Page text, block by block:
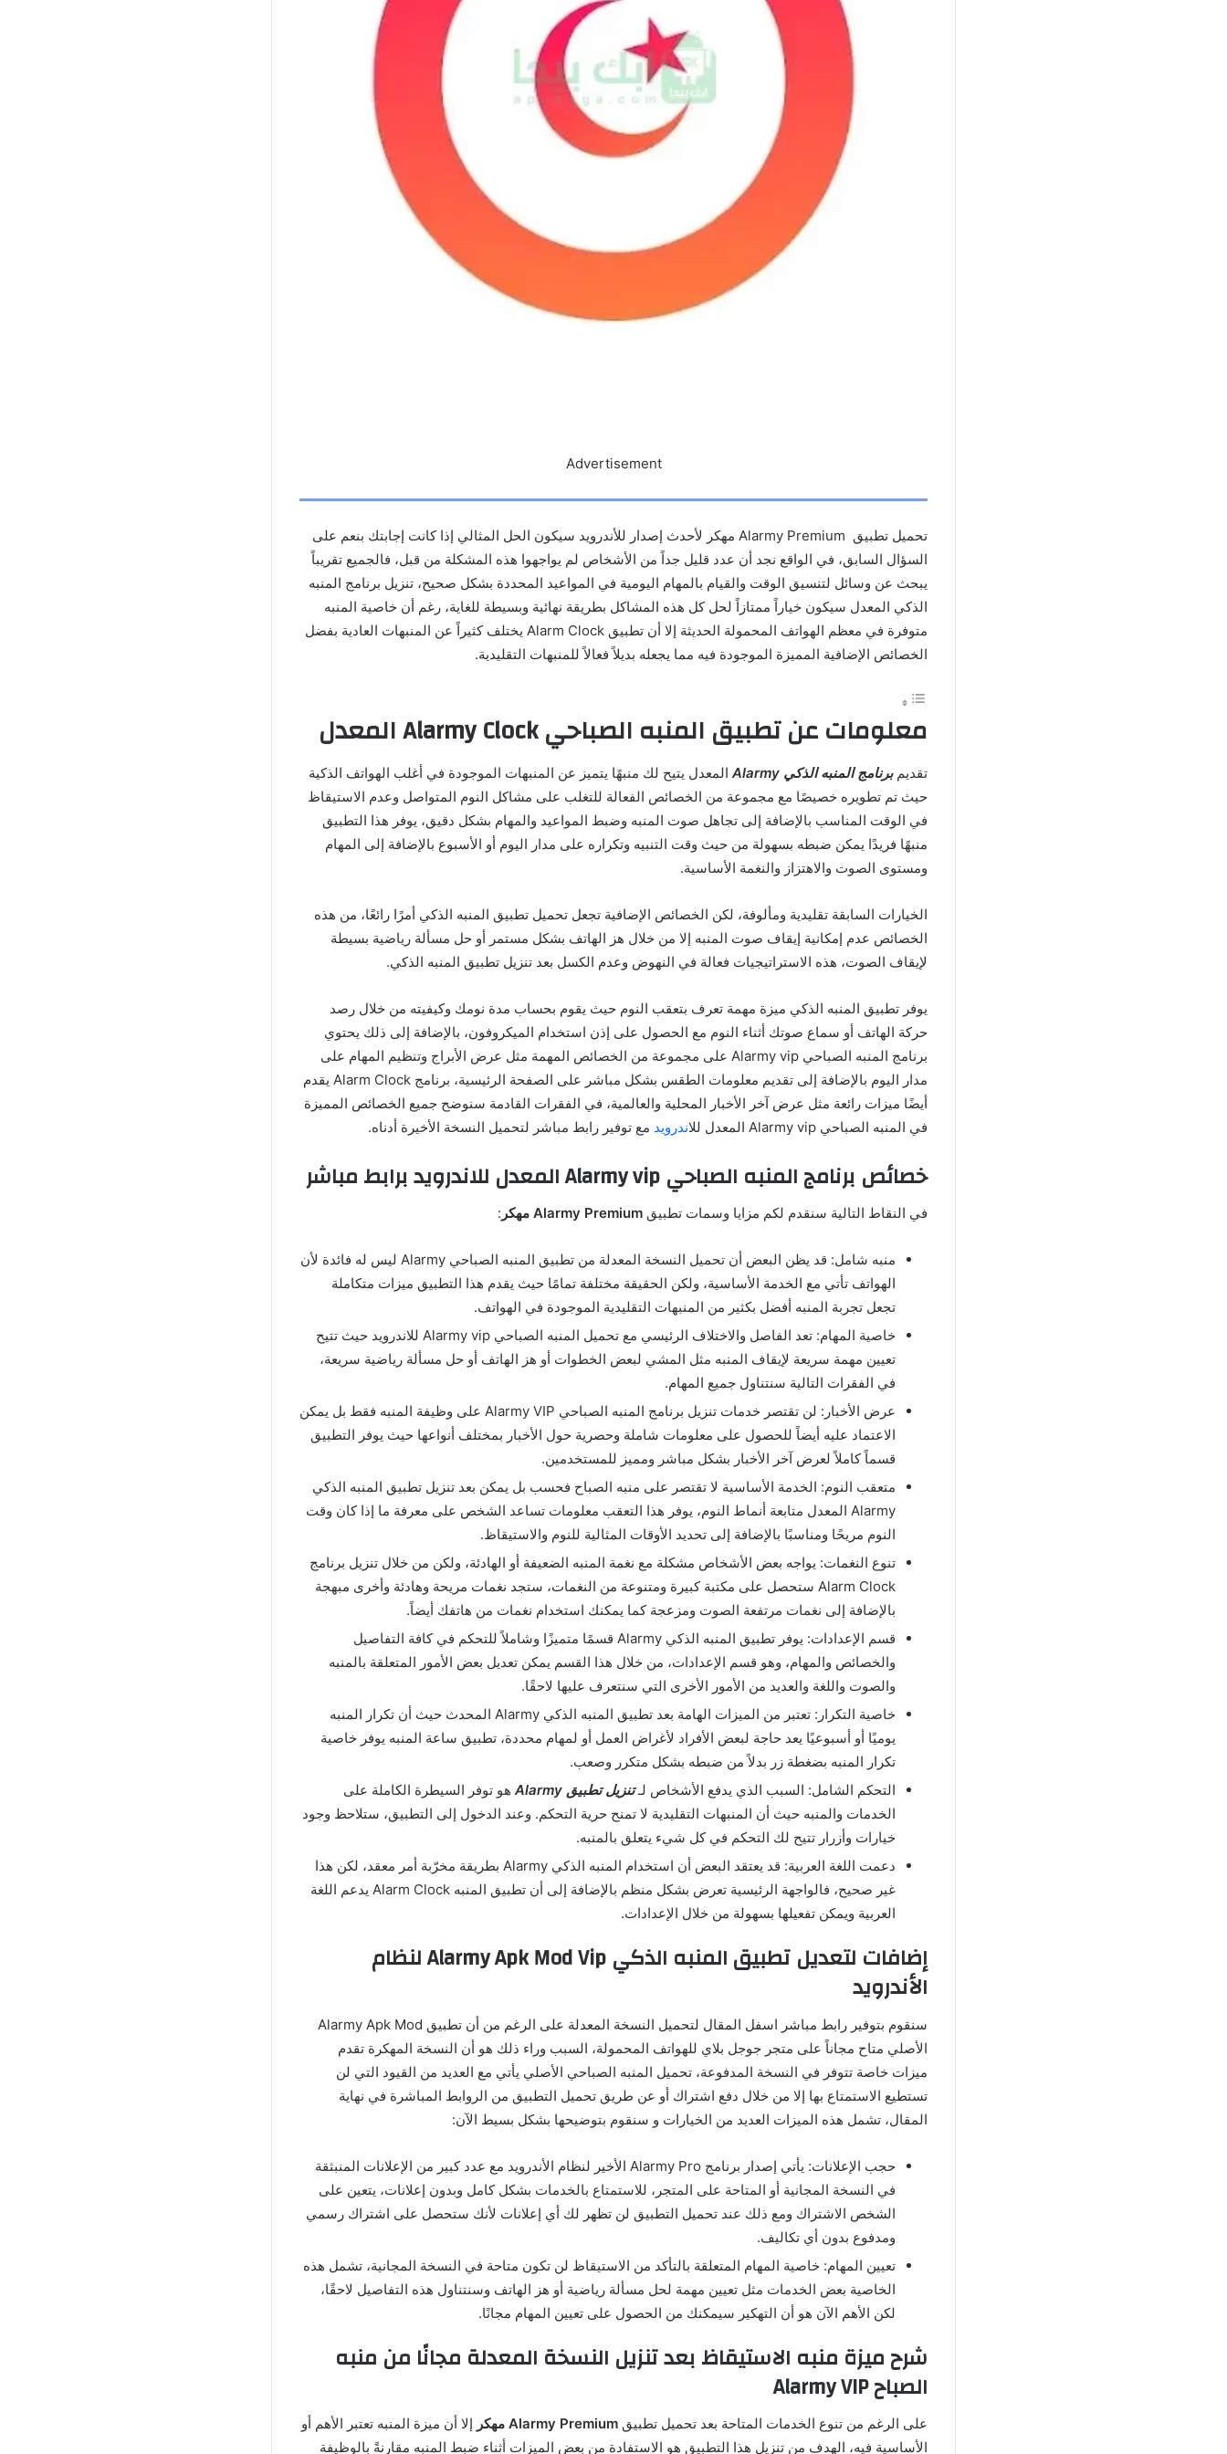
Advertisement
تحميل تطبيق Alarmy Premium مهكر لأحدث إصدار للأندرويد سيكون الحل المثالي إذا كانت إجابتك بنعم على
السؤال السابق، في الواقع نجد أن عدد قليل جداً من الأشخاص لم يواجهوا هذه المشكلة من قبل، فالجميع تقريباً
يبحث عن وسائل لتنسيق الوقت والقيام بالمهام اليومية في المواعيد المحددة بشكل صحيح، تنزيل برنامج المنبه
الذكي المعدل سيكون خياراً ممتازاً لحل كل هذه المشاكل بطريقة نهائية وبسيطة للغاية، رغم أن خاصية المنبه
متوفرة في معظم الهواتف المحمولة الحديثة إلا أن تطبيق Alarm Clock يختلف كثيراً عن المنبهات العادية بفضل
الخصائص الإضافية المميزة الموجودة فيه مما يجعله بديلاً فعالاً للمنبهات التقليدية.
معلومات عن تطبيق المنبه الصباحي Alarmy Clock المعدل
تقديمبرنامج المنبه الذكي Alarmy
المعدل يتيح لك منبهًا يتميز عن المنبهات الموجودة في أغلب الهواتف الذكية
حيث تم تطويره خصيصًا مع مجموعة من الخصائص الفعالة للتغلب على مشاكل النوم المتواصل وعدم الاستيقاظ
في الوقت المناسب بالإضافة إلى تجاهل صوت المنبه وضبط المواعيد والمهام بشكل دقيق، يوفر هذا التطبيق
منبهًا فريدًا يمكن ضبطه بسهولة من حيث وقت التنبيه وتكراره على مدار اليوم أو الأسبوع بالإضافة إلى المهام
ومستوى الصوت والاهتزاز والنغمة الأساسية.
الخيارات السابقة تقليدية ومألوفة، لكن الخصائص الإضافية تجعل تحميل تطبيق المنبه الذكي أمرًا رائعًا، من هذه
الخصائص عدم إمكانية إيقاف صوت المنبه إلا من خلال هز الهاتف بشكل مستمر أو حل مسألة رياضية بسيطة
لإيقاف الصوت، هذه الاستراتيجيات فعالة في النهوض وعدم الكسل بعد تنزيل تطبيق المنبه الذكي.
يوفر تطبيق المنبه الذكي ميزة مهمة تعرف بتعقب النوم حيث يقوم بحساب مدة نومك وكيفيته من خلال رصد
حركة الهاتف أو سماع صوتك أثناء النوم مع الحصول على إذن استخدام الميكروفون، بالإضافة إلى ذلك يحتوي
برنامج المنبه الصباحي Alarmy vip على مجموعة من الخصائص المهمة مثل عرض الأبراج وتنظيم المهام على
مدار اليوم بالإضافة إلى تقديم معلومات الطقس بشكل مباشر على الصفحة الرئيسية، برنامج Alarm Clock يقدم
أيضًا ميزات رائعة مثل عرض آخر الأخبار المحلية والعالمية، في الفقرات القادمة سنوضح جميع الخصائص المميزة
في المنبه الصباحي Alarmy vip المعدل لل
اندرويد مع توفير رابط مباشر لتحميل النسخة الأخيرة أدناه.
خصائص برنامج المنبه الصباحي Alarmy vip المعدل للاندرويد برابط مباشر
في النقاط التالية سنقدم لكم مزايا وسمات تطبيق Alarmy Premium مهكر :
منبه شامل: قد يظن البعض أن تحميل النسخة المعدلة من تطبيق المنبه الصباحي Alarmy ليس له فائدة لأن
الهواتف تأتي مع الخدمة الأساسية، ولكن الحقيقة مختلفة تمامًا حيث يقدم هذا التطبيق ميزات متكاملة
تجعل تجربة المنبه أفضل بكثير من المنبهات التقليدية الموجودة في الهواتف.
خاصية المهام: تعد الفاصل والاختلاف الرئيسي مع تحميل المنبه الصباحي Alarmy vip للاندرويد حيث تتيح
تعيين مهمة سريعة لإيقاف المنبه مثل المشي لبعض الخطوات أو هز الهاتف أو حل مسألة رياضية سريعة،
في الفقرات التالية سنتناول جميع المهام.
عرض الأخبار: لن تقتصر خدمات تنزيل برنامج المنبه الصباحي Alarmy VIP على وظيفة المنبه فقط بل يمكن
الاعتماد عليه أيضاً للحصول على معلومات شاملة وحصرية حول الأخبار بمختلف أنواعها حيث يوفر التطبيق
قسماً كاملاً لعرض آخر الأخبار بشكل مباشر ومميز للمستخدمين.
متعقب النوم: الخدمة الأساسية لا تقتصر على منبه الصباح فحسب بل يمكن بعد تنزيل تطبيق المنبه الذكي
Alarmy المعدل متابعة أنماط النوم، يوفر هذا التعقب معلومات تساعد الشخص على معرفة ما إذا كان وقت
النوم مريحًا ومناسبًا بالإضافة إلى تحديد الأوقات المثالية للنوم والاستيقاظ.
تنوع النغمات: يواجه بعض الأشخاص مشكلة مع نغمة المنبه الضعيفة أو الهادئة، ولكن من خلال تنزيل برنامج
Alarm Clock ستحصل على مكتبة كبيرة ومتنوعة من النغمات، ستجد نغمات مريحة وهادئة وأخرى مبهجة
بالإضافة إلى نغمات مرتفعة الصوت ومزعجة كما يمكنك استخدام نغمات من هاتفك أيضاً.
قسم الإعدادات: يوفر تطبيق المنبه الذكي Alarmy قسمًا متميزًا وشاملاً للتحكم في كافة التفاصيل
والخصائص والمهام، وهو قسم الإعدادات، من خلال هذا القسم يمكن تعديل بعض الأمور المتعلقة بالمنبه
والصوت واللغة والعديد من الأمور الأخرى التي سنتعرف عليها لاحقًا.
خاصية التكرار: تعتبر من الميزات الهامة بعد تطبيق المنبه الذكي Alarmy المحدث حيث أن تكرار المنبه
يوميًا أو أسبوعيًا يعد حاجة لبعض الأفراد لأغراض العمل أو لمهام محددة، تطبيق ساعة المنبه يوفر خاصية
تكرار المنبه بضغطة زر بدلاً من ضبطه بشكل متكرر وصعب.
التحكم الشامل: السبب الذي يدفع الأشخاص لـتنزيل تطبيق Alarmy
هو توفر السيطرة الكاملة على
الخدمات والمنبه حيث أن المنبهات التقليدية لا تمنح حرية التحكم. وعند الدخول إلى التطبيق، ستلاحظ وجود
خيارات وأزرار تتيح لك التحكم في كل شيء يتعلق بالمنبه.
دعمت اللغة العربية: قد يعتقد البعض أن استخدام المنبه الذكي Alarmy بطريقة مخرّبة أمر معقد، لكن هذا
غير صحيح، فالواجهة الرئيسية تعرض بشكل منظم بالإضافة إلى أن تطبيق المنبه Alarm Clock يدعم اللغة
العربية ويمكن تفعيلها بسهولة من خلال الإعدادات.
إضافات لتعديل تطبيق المنبه الذكي Alarmy Apk Mod Vip لنظام
الأندرويد
سنقوم بتوفير رابط مباشر اسفل المقال لتحميل النسخة المعدلة على الرغم من أن تطبيق Alarmy Apk Mod
الأصلي متاح مجاناً على متجر جوجل بلاي للهواتف المحمولة، السبب وراء ذلك هو أن النسخة المهكرة تقدم
ميزات خاصة تتوفر في النسخة المدفوعة، تحميل المنبه الصباحي الأصلي يأتي مع العديد من القيود التي لن
تستطيع الاستمتاع بها إلا من خلال دفع اشتراك أو عن طريق تحميل التطبيق من الروابط المباشرة في نهاية
المقال، تشمل هذه الميزات العديد من الخيارات و سنقوم بتوضيحها بشكل بسيط الآن:
حجب الإعلانات: يأتي إصدار برنامج Alarmy Pro الأخير لنظام الأندرويد مع عدد كبير من الإعلانات المنبثقة
في النسخة المجانية أو المتاحة على المتجر، للاستمتاع بالخدمات بشكل كامل وبدون إعلانات، يتعين على
الشخص الاشتراك ومع ذلك عند تحميل التطبيق لن تظهر لك أي إعلانات لأنك ستحصل على اشتراك رسمي
ومدفوع بدون أي تكاليف.
تعيين المهام: خاصية المهام المتعلقة بالتأكد من الاستيقاظ لن تكون متاحة في النسخة المجانية، تشمل هذه
الخاصية بعض الخدمات مثل تعيين مهمة لحل مسألة رياضية أو هز الهاتف وسنتناول هذه التفاصيل لاحقًا،
لكن الأهم الآن هو أن التهكير سيمكنك من الحصول على تعيين المهام مجانًا.
شرح ميزة منبه الاستيقاظ بعد تنزيل النسخة المعدلة مجانًا من منبه
الصباح Alarmy VIP
على الرغم من تنوع الخدمات المتاحة بعد تحميل تطبيق Alarmy Premium مهكر
إلا أن ميزة المنبه تعتبر الأهم أو
الأساسية فيه، الهدف من تنزيل هذا التطبيق هو الاستفادة من بعض الميزات أثناء ضبط المنبه مقارنةً بالوظيفة